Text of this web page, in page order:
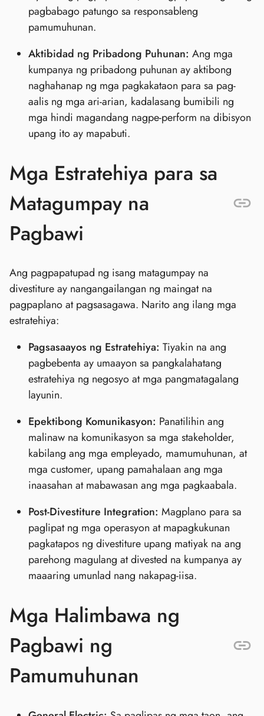
pagbabago patungo sa responsableng
pamumuhunan.
Aktibidad ng Pribadong Puhunan: Ang mga
kumpanya ng pribadong puhunan ay aktibong
naghahanap ng mga pagkakataon para sa pag-
aalis ng mga ari-arian, kadalasang bumibili ng
mga hindi magandang nagpe-perform na dibisyon
upang ito ay mapabuti.
Mga Estratehiya para sa
Matagumpay na
Pagbawi
Ang pagpapatupad ng isang matagumpay na
divestiture ay nangangailangan ng maingat na
pagpaplano at pagsasagawa. Narito ang ilang mga
estratehiya:
Pagsasaayos ng Estratehiya: Tiyakin na ang
pagbebenta ay umaayon sa pangkalahatang
estratehiya ng negosyo at mga pangmatagalang
layunin.
Epektibong Komunikasyon: Panatilihin ang
malinaw na komunikasyon sa mga stakeholder,
kabilang ang mga empleyado, mamumuhunan, at
mga customer, upang pamahalaan ang mga
inaasahan at mabawasan ang mga pagkaabala.
Post-Divestiture Integration: Magplano para sa
paglipat ng mga operasyon at mapagkukunan
pagkatapos ng divestiture upang matiyak na ang
parehong magulang at divested na kumpanya ay
maaaring umunlad nang nakapag-iisa.
Mga Halimbawa ng
Pagbawi ng
Pamumuhunan